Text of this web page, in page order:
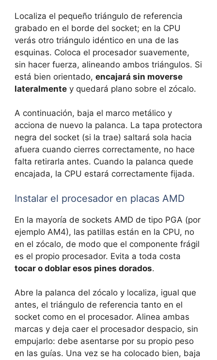
Localiza el pequeño triángulo de referencia
grabado en el borde del socket; en la CPU
verás otro triángulo idéntico en una de las
esquinas. Coloca el procesador suavemente,
sin hacer fuerza, alineando ambos triángulos. Si
está bien orientado, encajará sin moverse
lateralmente y quedará plano sobre el zócalo.
A continuación, baja el marco metálico y
acciona de nuevo la palanca. La tapa protectora
negra del socket (si la trae) saltará sola hacia
afuera cuando cierres correctamente, no hace
falta retirarla antes. Cuando la palanca quede
encajada, la CPU estará correctamente fijada.
Instalar el procesador en placas AMD
En la mayoría de sockets AMD de tipo PGA (por
ejemplo AM4), las patillas están en la CPU, no
en el zócalo, de modo que el componente frágil
es el propio procesador. Evita a toda costa
tocar o doblar esos pines dorados.
Abre la palanca del zócalo y localiza, igual que
antes, el triángulo de referencia tanto en el
socket como en el procesador. Alinea ambas
marcas y deja caer el procesador despacio, sin
empujarlo: debe asentarse por su propio peso
en las guías. Una vez se ha colocado bien, baja